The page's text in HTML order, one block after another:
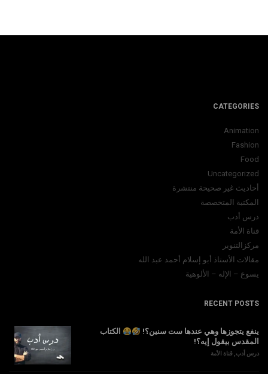
CATEGORIES
Animation
Fashion
Food
Uncategorized
أحاديث غير صحيحة منتشرة
المكتبة المتخصصة
درس أدب
قناة الأمة
مركزالتنوير
مقالات الأستاذ أبو إسلام أحمد عبد الله
يسوع – الإله – الألوهية
RECENT POSTS
ينفع يتجوزها وهي عندها ست سنين؟!
الكتاب
المقدس بيقول إيه؟!
درس أدب, قناة الأمة